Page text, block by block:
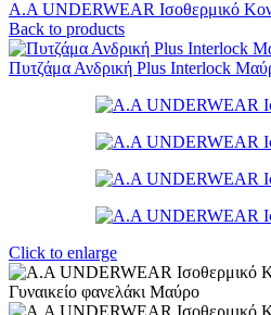
A.A UNDERWEAR Ισοθερμικό
Back to products
Πυτζάμα Ανδρική Plus Interlock
Click to enlarge